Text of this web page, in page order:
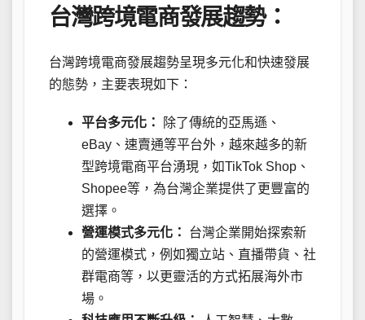
台灣跨境電商發展趨勢：
台灣跨境電商發展趨勢呈現多元化和快速發展
的態勢，主要表現如下：
平台多元化：
除了傳統的亞馬遜、
eBay、速賣通等平台外，越來越多的新
型跨境電商平台湧現，如TikTok Shop、
Shopee等，為台灣企業提供了更豐富的
選擇。
營運模式多元化：
台灣企業開始探索新
的營運模式，例如獨立站、直播帶貨、社
群電商等，以更靈活的方式拓展海外市
場。